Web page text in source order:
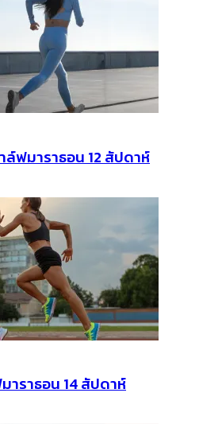
ล์ฟมาราธอน 12 สัปดาห์
าราธอน 14 สัปดาห์